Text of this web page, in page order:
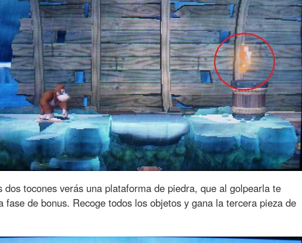
dos tocones verás una plataforma de piedra, que al golpearla te
fase de bonus. Recoge todos los objetos y gana la tercera pieza de